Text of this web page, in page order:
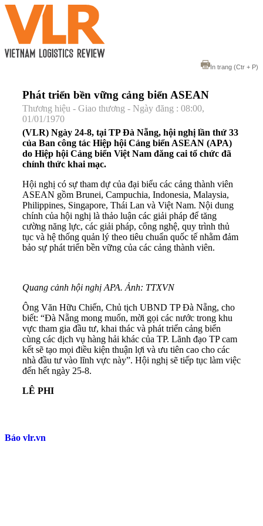
In trang (Ctr + P)
Phát triển bền vững cảng biển ASEAN
Thương hiệu - Giao thương - Ngày đăng : 08:00,
01/01/1970
(VLR) Ngày 24-8, tại TP Đà Nẵng, hội nghị lần thứ 33
của Ban công tác Hiệp hội Cảng biển ASEAN (APA)
do Hiệp hội Cảng biển Việt Nam đăng cai tổ chức đã
chính thức khai mạc.
Hội nghị có sự tham dự của đại biểu các cảng thành viên
ASEAN gồm Brunei, Campuchia, Indonesia, Malaysia,
Philippines, Singapore, Thái Lan và Việt Nam. Nội dung
chính của hội nghị là thảo luận các giải pháp để tăng
cường năng lực, các giải pháp, công nghệ, quy trình thủ
tục và hệ thống quản lý theo tiêu chuẩn quốc tế nhằm đảm
bảo sự phát triển bền vững của các cảng thành viên.
Quang cảnh hội nghị APA. Ảnh: TTXVN
Ông Văn Hữu Chiến, Chủ tịch UBND TP Đà Nẵng, cho
biết: “Đà Nẵng mong muốn, mời gọi các nước trong khu
vực tham gia đầu tư, khai thác và phát triển cảng biển
cùng các dịch vụ hàng hải khác của TP. Lãnh đạo TP cam
kết sẽ tạo mọi điều kiện thuận lợi và ưu tiên cao cho các
nhà đầu tư vào lĩnh vực này”. Hội nghị sẽ tiếp tục làm việc
đến hết ngày 25-8.
LÊ PHI
Báo vlr.vn